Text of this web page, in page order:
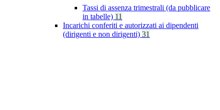
Tassi di assenza trimestrali (da pubblicare
in tabelle) 11
Incarichi conferiti e autorizzati ai dipendenti
(dirigenti e non dirigenti) 31